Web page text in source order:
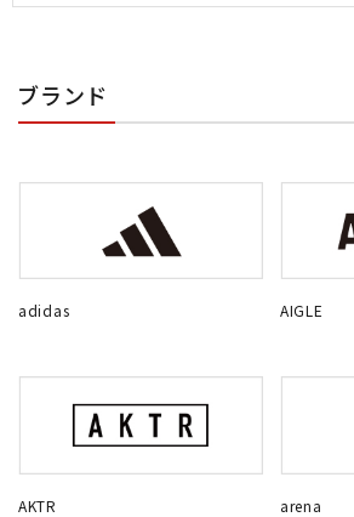
ブランド
adidas AIGLE
AKTR arena